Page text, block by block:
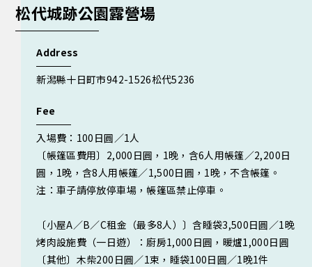
松代城跡公園露營場
Address
新潟縣十日町市942-1526松代5236
Fee
入場費：100日圓／1人
〔帳篷區費用〕2,000日圓，1晚，含6人用帳篷／2,200日
圓，1晚，含8人用帳篷／1,500日圓，1晚，不含帳篷。
注：車子請停放停車場，帳篷區禁止停車。
〔小屋A∕B∕C租金（最多8人）〕含睡袋3,500日圓／1晚
烤肉設施費（一日遊）：廚房1,000日圓，暖爐1,000日圓
〔其他〕木柴200日圓／1束，睡袋100日圓／1晚1件